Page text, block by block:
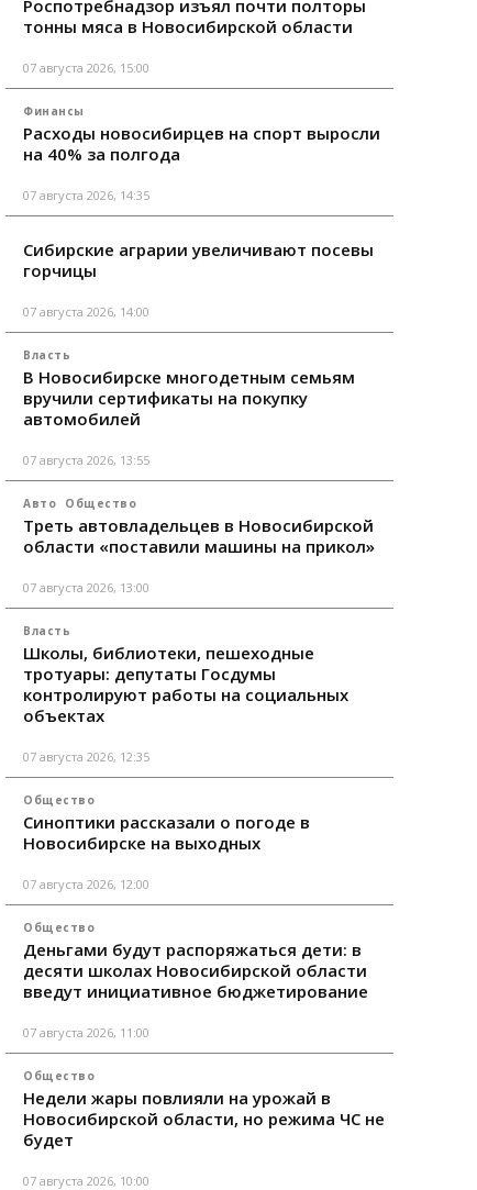
Роспотребнадзор изъял почти полторы
тонны мяса в Новосибирской области
07 августа 2026, 15:00
Финансы
Расходы новосибирцев на спорт выросли
на 40% за полгода
07 августа 2026, 14:35
Сибирские аграрии увеличивают посевы
горчицы
07 августа 2026, 14:00
Власть
В Новосибирске многодетным семьям
вручили сертификаты на покупку
автомобилей
07 августа 2026, 13:55
Авто Общество
Треть автовладельцев в Новосибирской
области «поставили машины на прикол»
07 августа 2026, 13:00
Власть
Школы, библиотеки, пешеходные
тротуары: депутаты Госдумы
контролируют работы на социальных
объектах
07 августа 2026, 12:35
Общество
Синоптики рассказали о погоде в
Новосибирске на выходных
07 августа 2026, 12:00
Общество
Деньгами будут распоряжаться дети: в
десяти школах Новосибирской области
введут инициативное бюджетирование
07 августа 2026, 11:00
Общество
Недели жары повлияли на урожай в
Новосибирской области, но режима ЧС не
будет
07 августа 2026, 10:00